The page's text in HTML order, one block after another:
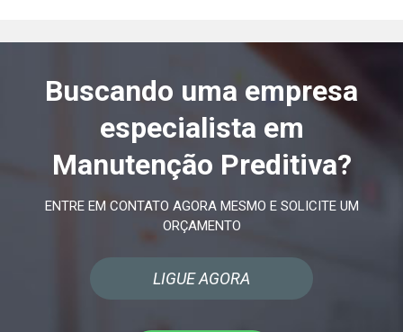
Buscando uma empresa
especialista em
Manutenção Preditiva?
ENTRE EM CONTATO AGORA MESMO E SOLICITE UM
ORÇAMENTO
LIGUE AGORA